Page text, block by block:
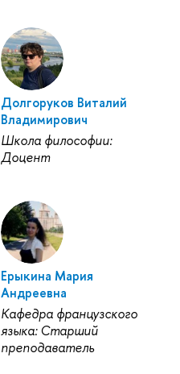
Долгоруков Виталий
Владимирович
Школа философии:
Доцент
Ерыкина Мария
Андреевна
Кафедра французского
языка: Старший
преподаватель